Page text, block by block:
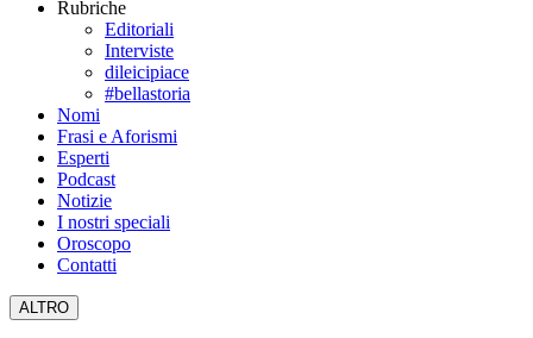
Rubriche
Editoriali
Interviste
dileicipiace
#bellastoria
Nomi
Frasi e Aforismi
Esperti
Podcast
Notizie
I nostri speciali
Oroscopo
Contatti
ALTRO